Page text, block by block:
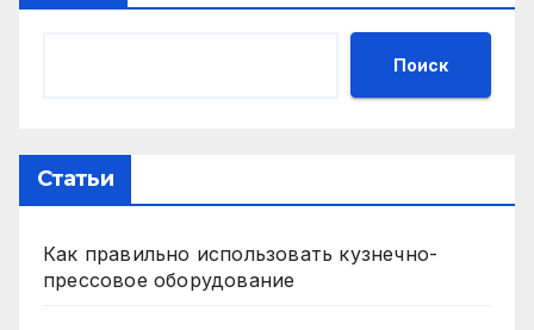
Поиск
Статьи
Как правильно использовать кузнечно-
прессовое оборудование